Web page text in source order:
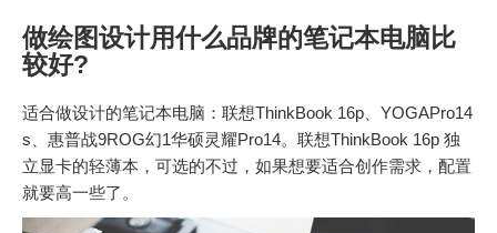
做绘图设计用什么品牌的笔记本电脑比
较好?
适合做设计的笔记本电脑：联想ThinkBook 16p、YOGAPro14
s、惠普战9ROG幻1华硕灵耀Pro14。联想ThinkBook 16p 独
立显卡的轻薄本，可选的不过，如果想要适合创作需求，配置
就要高一些了。